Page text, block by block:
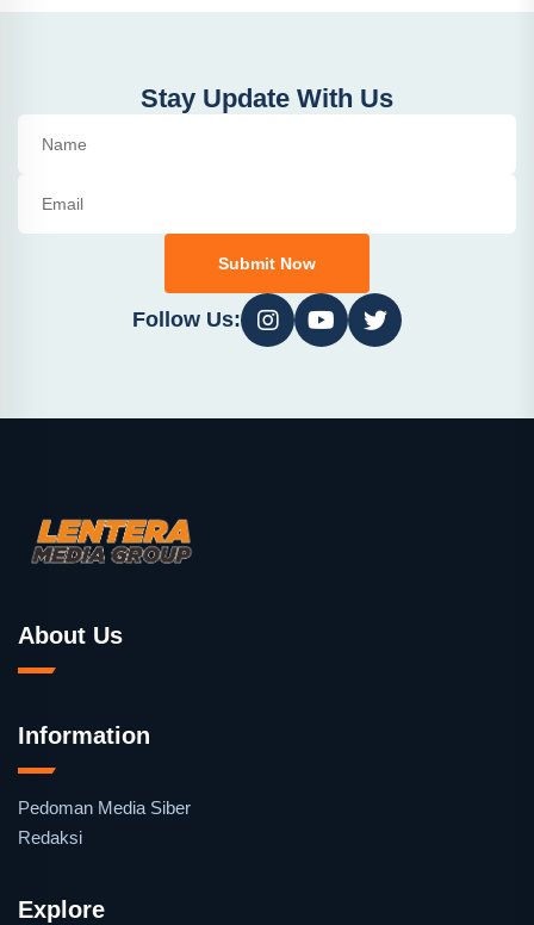
Stay Update With Us
Submit Now
Follow Us:
About Us
Information
Pedoman Media Siber
Redaksi
Explore